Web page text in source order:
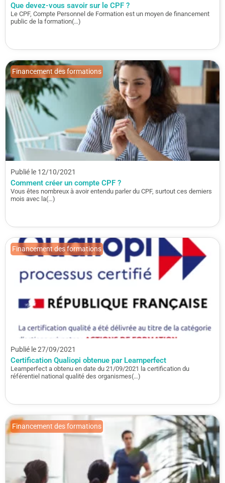
Que devez-vous savoir sur le CPF ?
Le CPF, Compte Personnel de Formation est un moyen de financement
public de la formation(…)
Publié le 12/10/2021
Comment créer un compte CPF ?
Vous êtes nombreux à avoir entendu parler du CPF, surtout ces derniers
mois avec la(…)
Financement des formations
Publié le 27/09/2021
Certification Qualiopi obtenue par Learnperfect
Learnperfect a obtenu en date du 21/09/2021 la certification du
référentiel national qualité des organismes(…)
Financement des formations
Financement des formations